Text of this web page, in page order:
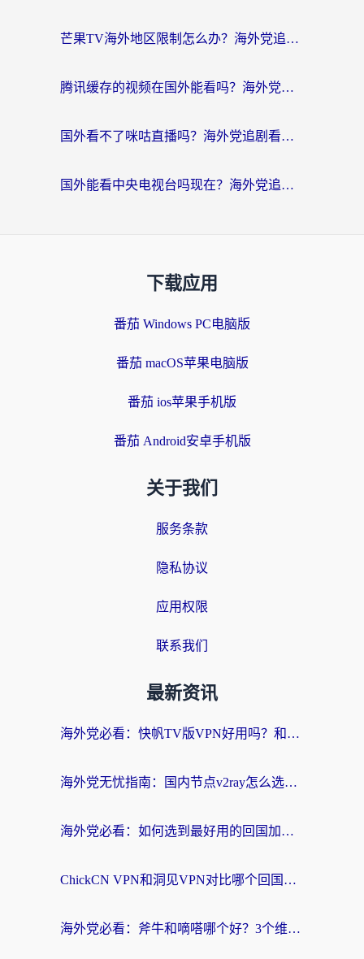
芒果TV海外地区限制怎么办？海外党追剧看片的实用加速器选择指南
腾讯缓存的视频在国外能看吗？海外党追剧看片的终极解决方案
国外看不了咪咕直播吗？海外党追剧看片的加速器选择指南
国外能看中央电视台吗现在？海外党追剧看央视的实用指南
下载应用
番茄 Windows PC电脑版
番茄 macOS苹果电脑版
番茄 ios苹果手机版
番茄 Android安卓手机版
关于我们
服务条款
隐私协议
应用权限
联系我们
最新资讯
海外党必看：快帆TV版VPN好用吗？和快游VPN对比哪个回国效果更好？附实用避坑指南
海外党无忧指南：国内节点v2ray怎么选？一键回国VPN+多场景实测帮你避坑
海外党必看：如何选到最好用的回国加速器？从节点到售后的全维度指南
ChickCN VPN和洞见VPN对比哪个回国效果更好？海外党亲测3款加速器+避坑指南
海外党必看：斧牛和嘀嗒哪个好？3个维度教你选对回国加速器